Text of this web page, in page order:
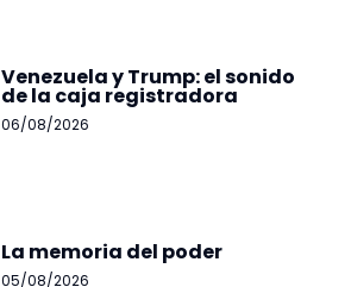
Venezuela y Trump: el sonido
de la caja registradora
06/08/2026
La memoria del poder
05/08/2026